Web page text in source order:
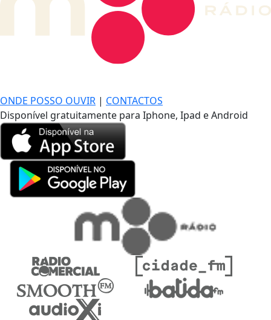
ONDE POSSO OUVIR | CONTACTOS
Disponível gratuitamente para Iphone, Ipad e Android